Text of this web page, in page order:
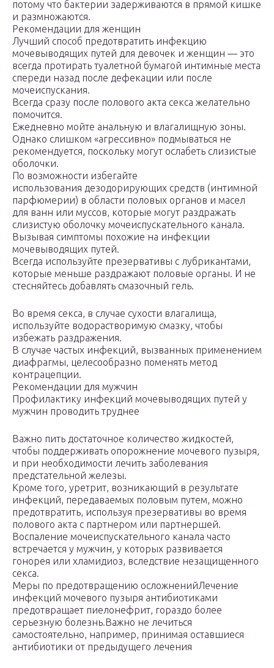
потому что бактерии задерживаются в прямой кишке
и размножаются.
Рекомендации для женщин
Лучший способ предотвратить инфекцию
мочевыводящих путей для девочек и женщин — это
всегда протирать туалетной бумагой интимные места
спереди назад после дефекации или после
мочеиспускания.
Всегда сразу после полового акта секса желательно
помочится.
Ежедневно мойте анальную и влагалищную зоны.
Однако слишком «агрессивно» подмываться не
рекомендуется, поскольку могут ослабеть слизистые
оболочки.
По возможности избегайте
использования дезодорирующих средств (интимной
парфюмерии) в области половых органов и масел
для ванн или муссов, которые могут раздражать
слизистую оболочку мочеиспускательного канала.
Вызывая симптомы похожие на инфекции
мочевыводящих путей.
Всегда используйте презервативы с лубрикантами,
которые меньше раздражают половые органы. И не
стесняйтесь добавлять смазочный гель.
Во время секса, в случае сухости влагалища,
используйте водорастворимую смазку, чтобы
избежать раздражения.
В случае частых инфекций, вызванных применением
диафрагмы, целесообразно поменять метод
контрацепции.
Рекомендации для мужчин
Профилактику инфекций мочевыводящих путей у
мужчин проводить труднее
Важно пить достаточное количество жидкостей,
чтобы поддерживать опорожнение мочевого пузыря,
и при необходимости лечить заболевания
предстательной железы​.
Кроме того, уретрит, возникающий в результате
инфекций, передаваемых половым путем, можно
предотвратить, используя презервативы во время
полового акта с партнером или партнершей.
Воспаление мочеиспускательного канала часто
встречается у мужчин, у которых развивается
гонорея или хламидиоз, вследствие незащищенного
секса.
Меры по предотвращению осложненийЛечение
инфекций мочевого пузыря антибиотиками
предотвращает пиелонефрит, гораздо более
серьезную болезнь.Важно не лечиться
самостоятельно, например, принимая оставшиеся
антибиотики от предыдущего лечения